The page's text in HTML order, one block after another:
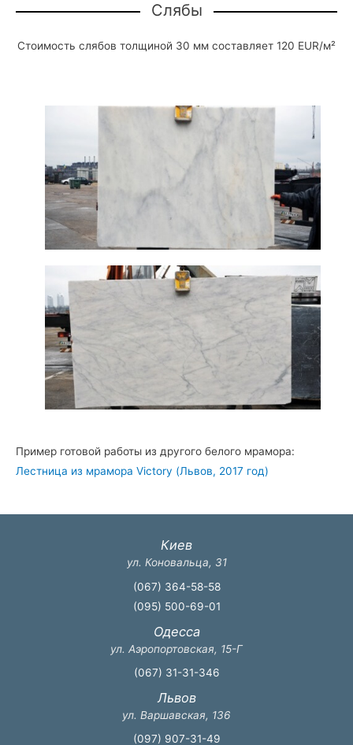
Слябы
Стоимость слябов толщиной 30 мм составляет 120 EUR/м²
Пример готовой работы из другого белого мрамора:
Лестница из мрамора Victory (Львов, 2017 год)
Киев
ул. Коновальца, 31
(067) 364-58-58
(095) 500-69-01
Одесса
ул. Аэропортовская, 15-Г
(067) 31-31-346
Львов
ул. Варшавская, 136
(097) 907-31-49